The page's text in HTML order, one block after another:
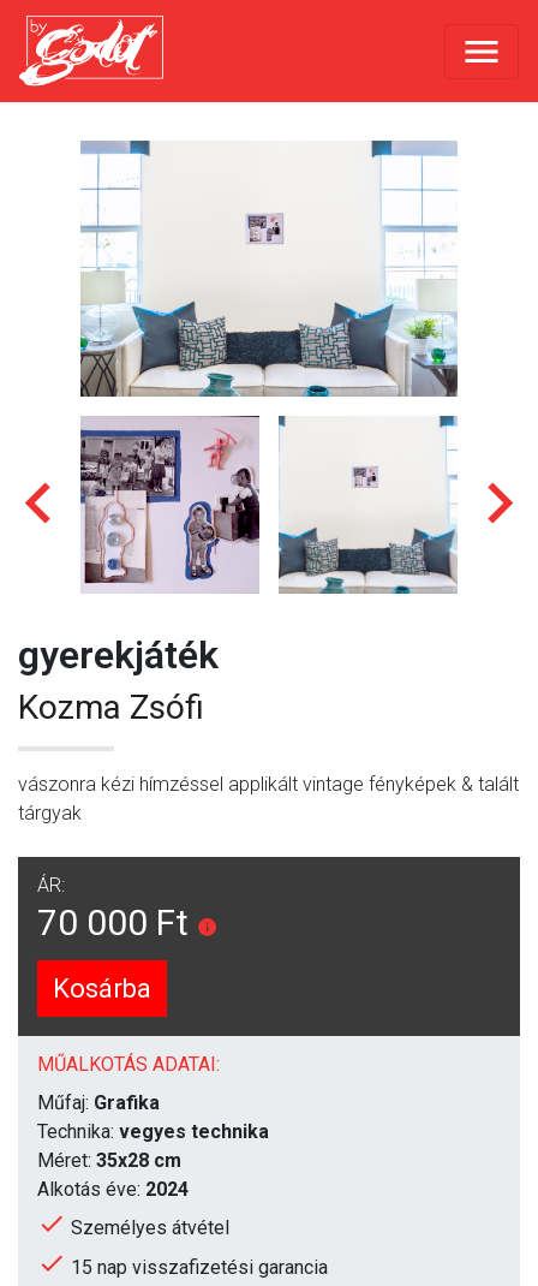
gyerekjáték
Kozma Zsófi
vászonra kézi hímzéssel applikált vintage fényképek & talált
tárgyak
ÁR:
70 000 Ft
Kosárba
MŰALKOTÁS ADATAI:
Műfaj: Grafika
Technika: vegyes technika
Méret: 35x28 cm
Alkotás éve: 2024
Személyes átvétel
15 nap visszafizetési garancia